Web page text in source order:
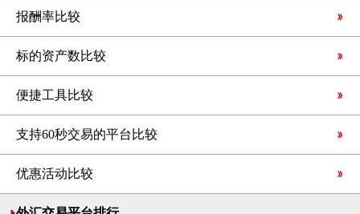
报酬率比较
标的资产数比较
便捷工具比较
支持60秒交易的平台比较
优惠活动比较